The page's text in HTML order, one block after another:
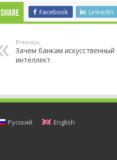
Share Facebook LinkedIn
Previous
Зачем банкам искусственный
интеллект
Русский
English